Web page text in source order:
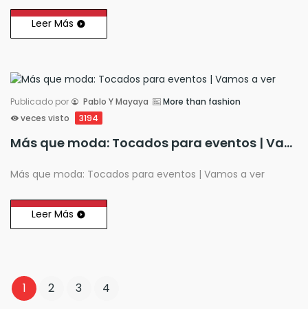
Leer Más
Publicado por Pablo Y Mayaya
More than fashion
veces visto
3194
Más que moda: Tocados para eventos | Vamos a ver
Más que moda: Tocados para eventos | Vamos a ver
Leer Más
1 2 3 4